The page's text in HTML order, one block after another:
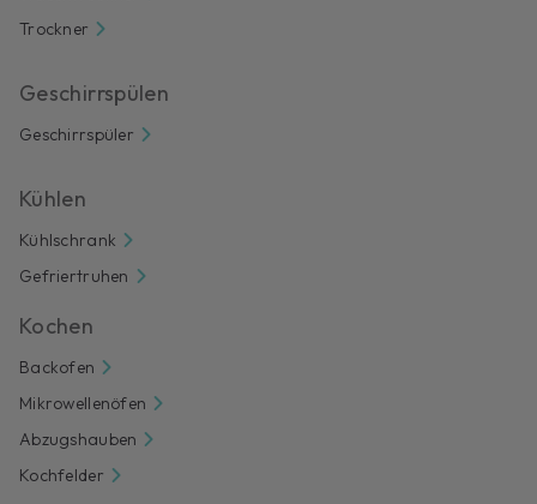
Trockner
Geschirrspülen
Geschirrspüler
Kühlen
Kühlschrank
Gefriertruhen
Kochen
Backofen
Mikrowellenöfen
Abzugshauben
Kochfelder